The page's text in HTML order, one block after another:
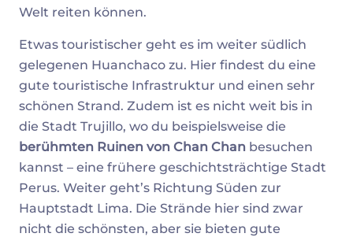
Welt reiten können.
Etwas touristischer geht es im weiter südlich
gelegenen Huanchaco zu. Hier findest du eine
gute touristische Infrastruktur und einen sehr
schönen Strand. Zudem ist es nicht weit bis in
die Stadt Trujillo, wo du beispielsweise die
berühmten Ruinen von Chan Chan besuchen
kannst – eine frühere geschichtsträchtige Stadt
Perus. Weiter geht’s Richtung Süden zur
Hauptstadt Lima. Die Strände hier sind zwar
nicht die schönsten, aber sie bieten gute